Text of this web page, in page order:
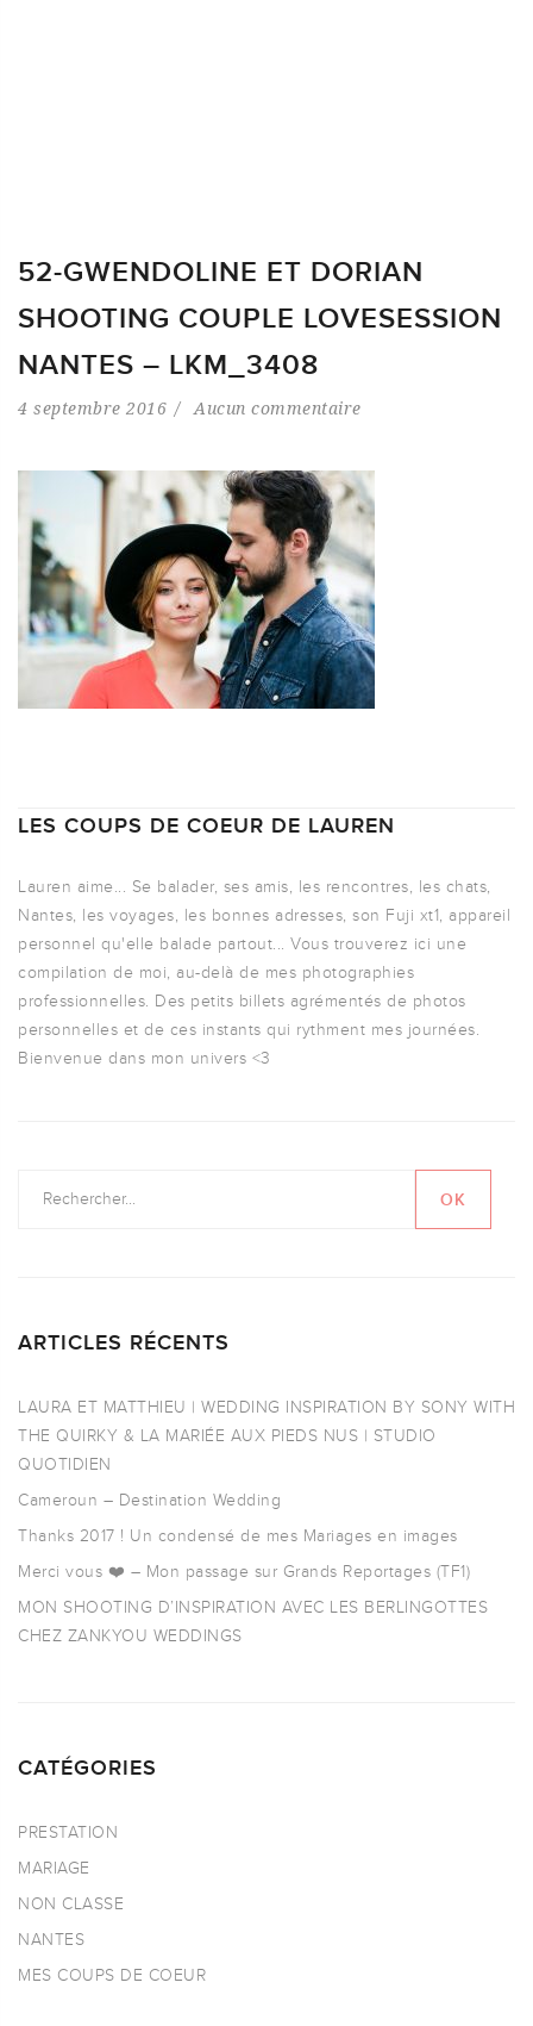
52-GWENDOLINE ET DORIAN
SHOOTING COUPLE LOVESESSION
NANTES – LKM_3408
4 septembre 2016 Aucun commentaire
LES COUPS DE COEUR DE LAUREN
Lauren aime... Se balader, ses amis, les rencontres, les chats,
Nantes, les voyages, les bonnes adresses, son Fuji xt1, appareil
personnel qu'elle balade partout... Vous trouverez ici une
compilation de moi, au-delà de mes photographies
professionnelles. Des petits billets agrémentés de photos
personnelles et de ces instants qui rythment mes journées.
Bienvenue dans mon univers <3
ARTICLES RÉCENTS
LAURA ET MATTHIEU | WEDDING INSPIRATION BY SONY WITH
THE QUIRKY & LA MARIÉE AUX PIEDS NUS | STUDIO
QUOTIDIEN
Cameroun – Destination Wedding
Thanks 2017 ! Un condensé de mes Mariages en images
Merci vous ❤️ – Mon passage sur Grands Reportages (TF1)
MON SHOOTING D’INSPIRATION AVEC LES BERLINGOTTES
CHEZ ZANKYOU WEDDINGS
CATÉGORIES
PRESTATION
MARIAGE
NON CLASSE
NANTES
MES COUPS DE COEUR